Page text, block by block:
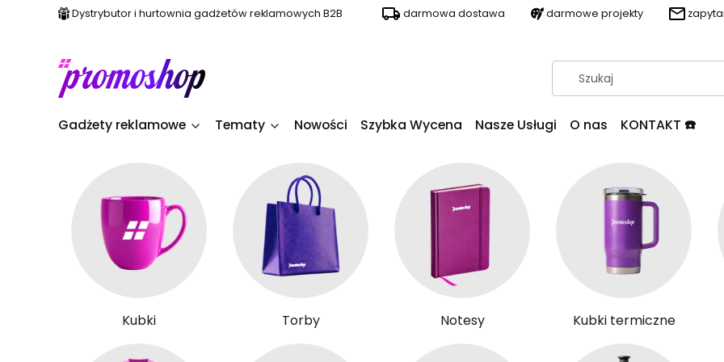
Dystrybutor i hurtownia gadżetów reklamowych B2B darmowa dostawa darmowe projekty
Gadżety reklamowe Tematy Nowości Szybka Wycena Nasze Usługi O nas KONTAKT ☎️
Kubki Torby Notesy Kubki termiczne